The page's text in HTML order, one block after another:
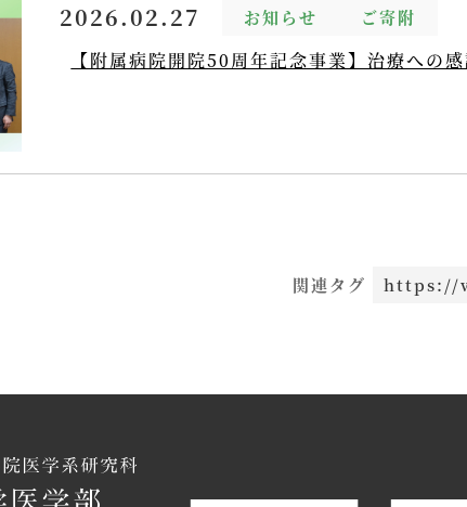
2026.02.27 お知らせ ご寄附
【附属病院開院50周年記念事業】治療への
関連タグ https://